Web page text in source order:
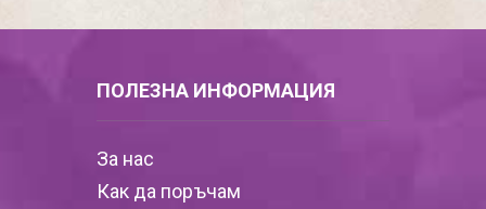
ПОЛЕЗНА ИНФОРМАЦИЯ
За нас
Как да поръчам